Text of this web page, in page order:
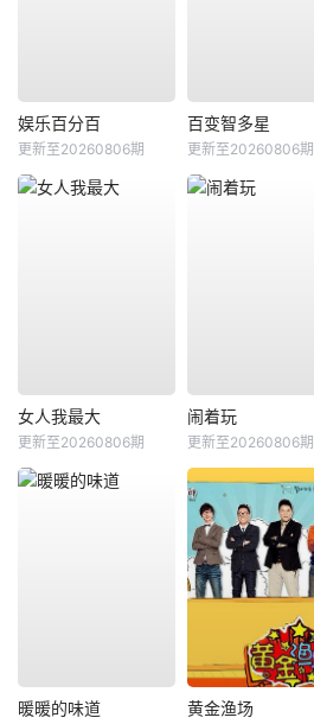
娱乐百分百
更新至20260806期
百变智多星
更新至20260806期
女人我最大
更新至20260806期
闹着玩
更新至20260806期
暖暖的味道 黄金渔场